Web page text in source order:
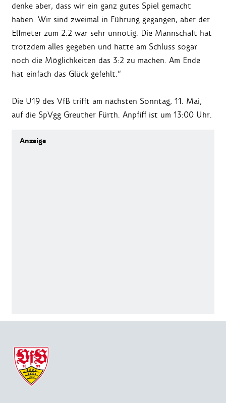
denke aber, dass wir ein ganz gutes Spiel gemacht
haben. Wir sind zweimal in Führung gegangen, aber der
Elfmeter zum 2:2 war sehr unnötig. Die Mannschaft hat
trotzdem alles gegeben und hatte am Schluss sogar
noch die Möglichkeiten das 3:2 zu machen. Am Ende
hat einfach das Glück gefehlt.“
Die U19 des VfB trifft am nächsten Sonntag, 11. Mai,
auf die SpVgg Greuther Fürth. Anpfiff ist um 13:00 Uhr.